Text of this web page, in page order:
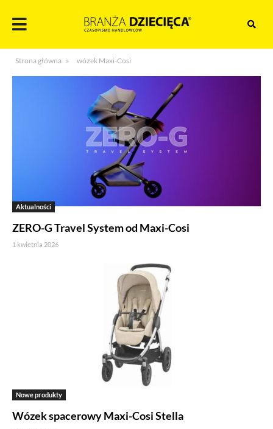
treści
Branża
dziecięca
Strona główna » wózek Maxi-Cosi
Aktualności
ZERO-G Travel System od Maxi-Cosi
1 kwietnia 2026
Nowe produkty
Wózek spacerowy Maxi-Cosi Stella